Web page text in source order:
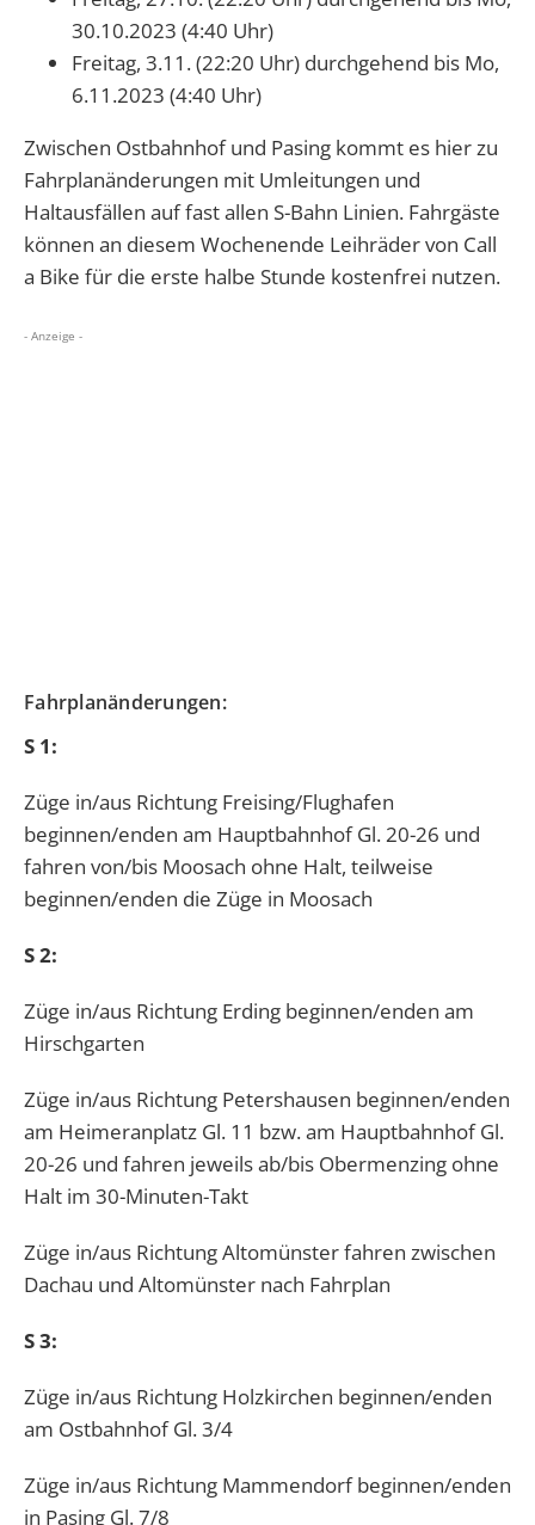
30.10.2023 (4:40 Uhr)
Freitag, 3.11. (22:20 Uhr) durchgehend bis Mo,
6.11.2023 (4:40 Uhr)
Zwischen Ostbahnhof und Pasing kommt es hier zu
Fahrplanänderungen mit Umleitungen und
Haltausfällen auf fast allen S-Bahn Linien. Fahrgäste
können an diesem Wochenende Leihräder von Call
a Bike für die erste halbe Stunde kostenfrei nutzen.
- Anzeige -
Fahrplanänderungen:
S 1:
Züge in/aus Richtung Freising/Flughafen
beginnen/enden am Hauptbahnhof Gl. 20-26 und
fahren von/bis Moosach ohne Halt, teilweise
beginnen/enden die Züge in Moosach
S 2:
Züge in/aus Richtung Erding beginnen/enden am
Hirschgarten
Züge in/aus Richtung Petershausen beginnen/enden
am Heimeranplatz Gl. 11 bzw. am Hauptbahnhof Gl.
20-26 und fahren jeweils ab/bis Obermenzing ohne
Halt im 30-Minuten-Takt
Züge in/aus Richtung Altomünster fahren zwischen
Dachau und Altomünster nach Fahrplan
S 3:
Züge in/aus Richtung Holzkirchen beginnen/enden
am Ostbahnhof Gl. 3/4
Züge in/aus Richtung Mammendorf beginnen/enden
in Pasing Gl. 7/8